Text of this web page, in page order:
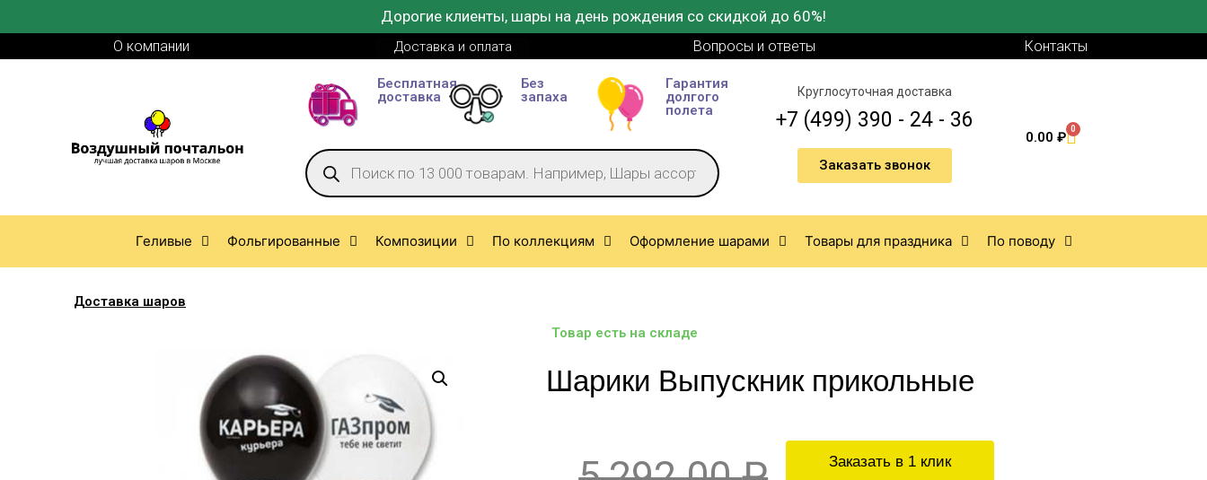
Дорогие клиенты, шары на день рождения со скидкой до 60%!
О компании Доставка и оплата Вопросы и ответы Контакты
Бесплатная
доставка
Без
запаха
Гарантия
долгого
полета
Круглосуточная доставка
+7 (499) 390 - 24 - 36
Заказать звонок
0.00₽ 0
Геливые Фольгированные Композиции По коллекциям Оформление шарами Товары для праздника По поводу
Доставка шаров
Товар есть на складе
Шарики Выпускник прикольные
Заказать в 1 клик